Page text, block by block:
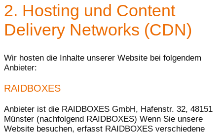
2. Hosting und Content
Delivery Networks (CDN)
Wir hosten die Inhalte unserer Website bei folgendem
Anbieter:
RAIDBOXES
Anbieter ist die RAIDBOXES GmbH, Hafenstr. 32, 48151
Münster (nachfolgend RAIDBOXES) Wenn Sie unsere
Website besuchen, erfasst RAIDBOXES verschiedene